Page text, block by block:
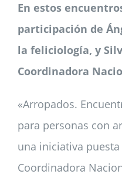
En estos
participación de
la feliciología, y
Coordinadora
«Arropados.
para personas con
una iniciativa
Coordinadora